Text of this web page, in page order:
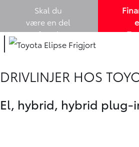
Skal du
være en del
af Louis
Lund A/S? -
kollegaer i
bådesalg
eftermarked!
DRIVLINJER HOS
El, hybrid, hybrid plug-